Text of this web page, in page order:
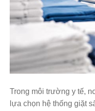
Trong môi trường y tế,
lựa chọn hệ thống giặt